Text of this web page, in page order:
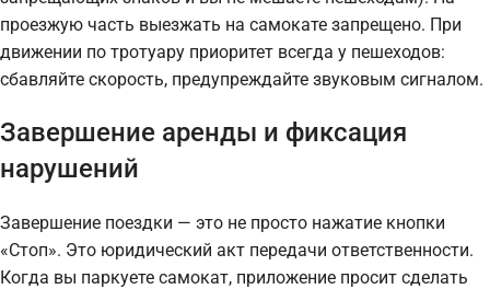
проезжую часть выезжать на самокате запрещено. При
движении по тротуару приоритет всегда у пешеходов:
сбавляйте скорость, предупреждайте звуковым сигналом.
Завершение аренды и фиксация
нарушений
Завершение поездки — это не просто нажатие кнопки
«Стоп». Это юридический акт передачи ответственности.
Когда вы паркуете самокат, приложение просит сделать